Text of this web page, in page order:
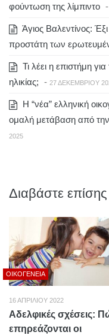
φούντωση της λίμπιντο -
Άγιος Βαλεντίνος:
προστάτη των
Τι λέει η επιστήμη
ηλικίας; - 27 ΔΕΚΕΜΒΡΊΟΥ
Η “νέα” ελληνική
ομαλή μετάβαση από
2025
Διαβάστε επίσης
ΟΙΚΟΓΈΝΕΙΑ
16 ΑΠΡΙΛΊΟΥ 2022
Αδελφικές σχέσεις:
επηρεάζονται οι